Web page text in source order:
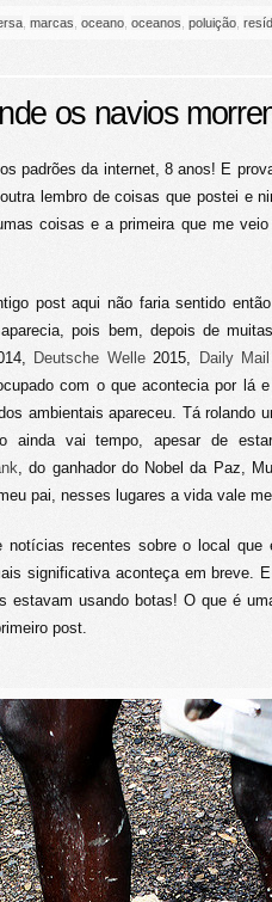
marcas oceano oceanos poluição
os navios
padrões da internet, 8 anos! E
lembro de coisas que postei e
coisas e a primeira que me
post aqui não faria sentido
pois bem, depois de
Deutsche Welle2015, Daily Mail
com o que acontecia por lá
ambientais apareceu. Tá rolando
ainda vai tempo, apesar de
, do ganhador do Nobel da Paz,
pai, nesses lugares a vida vale
notícias recentes sobre o local
significativa aconteça em breve.
estavam usando botas! O que é
post.